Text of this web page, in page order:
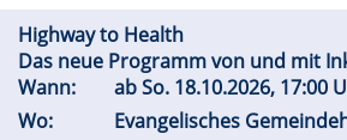
Highway to Health
Das neue Programm von und mit
Wann:
abSo. 18.10.2026, 17:00
Wo:
Evangelisches